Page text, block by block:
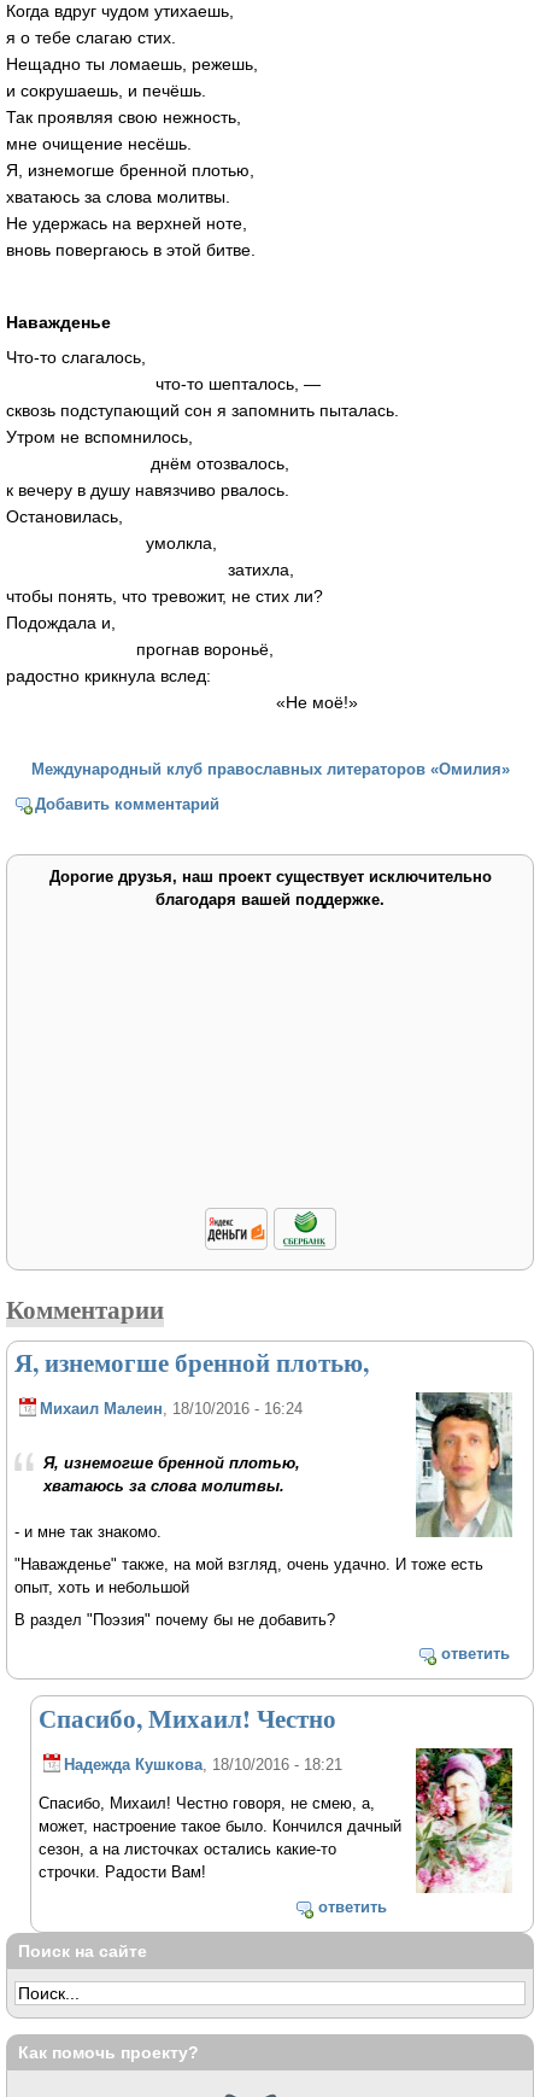
Когда вдруг чудом утихаешь,
я о тебе слагаю стих.
Нещадно ты ломаешь, режешь,
и сокрушаешь, и печёшь.
Так проявляя свою нежность,
мне очищение несёшь.
Я, изнемогше бренной плотью,
хватаюсь за слова молитвы.
Не удержась на верхней ноте,
вновь повергаюсь в этой битве.
Наважденье
Что-то слагалось,
что-то шепталось, —
сквозь подступающий сон я запомнить пыталась.
Утром не вспомнилось,
днём отозвалось,
к вечеру в душу навязчиво рвалось.
Остановилась,
умолкла,
затихла,
чтобы понять, что тревожит, не стих ли?
Подождала и,
прогнав вороньё,
радостно крикнула вслед:
«Не моё!»
Международный клуб православных литераторов «Омилия»
Добавить комментарий
Дорогие друзья, наш проект существует исключительно
благодаря вашей поддержке.
Комментарии
Я, изнемогше бренной плотью,
Михаил Малеин, 18/10/2016 - 16:24
Я, изнемогше бренной плотью,
хватаюсь за слова молитвы.
- и мне так знакомо.
"Наважденье" также, на мой взгляд, очень удачно. И тоже есть
опыт, хоть и небольшой
В раздел "Поэзия" почему бы не добавить?
ответить
Спасибо, Михаил! Честно
Надежда Кушкова , 18/10/2016 - 18:21
Спасибо, Михаил! Честно говоря, не смею, а,
может, настроение такое было. Кончился дачный
сезон, а на листочках остались какие-то
строчки. Радости Вам!
ответить
Поиск на сайте
Как помочь проекту?